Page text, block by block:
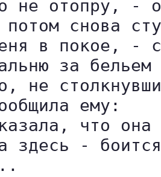
не отопру, -
потом снова
в покое, -
за
не
ему:
что
здесь -